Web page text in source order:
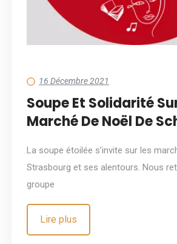
16 Décembre 2021
Soupe Et Solidarité
Marché De Noël De
La soupe étoilée s’invite sur les
Strasbourg et ses alentours. Nous
groupe
Lire plus